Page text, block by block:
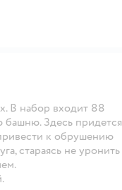
В набор входит 88
башню. Здесь придется
к обрушению
стараясь не уронить